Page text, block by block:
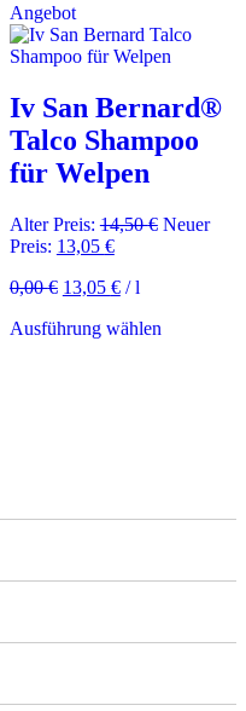
auf.
Die
können
der
werden
Angebot
Iv San Bernard®
Talco Shampoo
für Welpen
Alter Preis: 14,50€ Neuer
Preis: 13,05 €Aktueller
ist:
0,00€ Ursprünglicher
war:
13,05 €Aktueller
ist:
/l
Ausführung wählenDieses
auf
gewählt